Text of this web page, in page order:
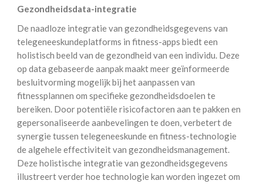
Gezondheidsdata-integratie
De naadloze integratie van gezondheidsgegevens van
telegeneeskundeplatforms in fitness-apps biedt een
holistisch beeld van de gezondheid van een individu. Deze
op data gebaseerde aanpak maakt meer geïnformeerde
besluitvorming mogelijk bij het aanpassen van
fitnessplannen om specifieke gezondheidsdoelen te
bereiken. Door potentiële risicofactoren aan te pakken en
gepersonaliseerde aanbevelingen te doen, verbetert de
synergie tussen telegeneeskunde en fitness-technologie
de algehele effectiviteit van gezondheidsmanagement.
Deze holistische integratie van gezondheidsgegevens
illustreert verder hoe technologie kan worden ingezet om